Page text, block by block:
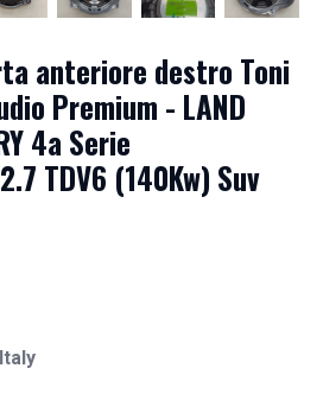
anteriore destro Toni
Premium - LAND
4a Serie
TDV6 (140Kw) Suv
Italy